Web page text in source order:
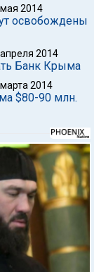
2014
освобождены
2014
Банк Крыма
2014
$80-90 млн.